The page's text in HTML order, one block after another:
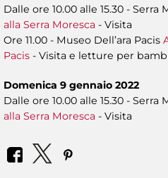
Dalle ore 10.00 alle 15.30 - Serra
alla Serra Moresca - Visita
Ore 11.00 - Museo Dell’ara Pacis
Pacis - Visita e letture per
Domenica 9 gennaio 2022
Dalle ore 10.00 alle 15.30 - Serra
alla Serra Moresca - Visita